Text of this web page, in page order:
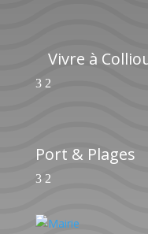
Vivre à
Port & Plages